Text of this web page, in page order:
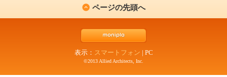
ページの先頭へ
表示： スマートフォン | PC
©2013 Allied Architects, Inc.